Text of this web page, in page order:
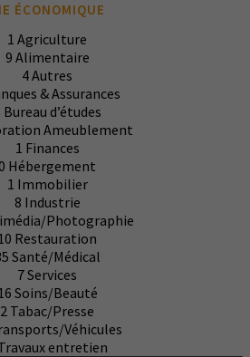
ÉCONOMIQUE
1 Agriculture
9 Alimentaire
4Autres
& Assurances
Bureau d’études
Ameublement
1 Finances
Hébergement
1 Immobilier
8 Industrie
Photographie
Restauration
Santé/Médical
7Services
Soins/Beauté
2 Tabac/Presse
Véhicules
entretien